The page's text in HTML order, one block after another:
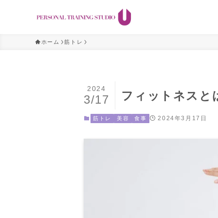
ホーム 筋トレ
フィットネスと
2024
3/17
筋トレ 美容 食事 2024年3月17日